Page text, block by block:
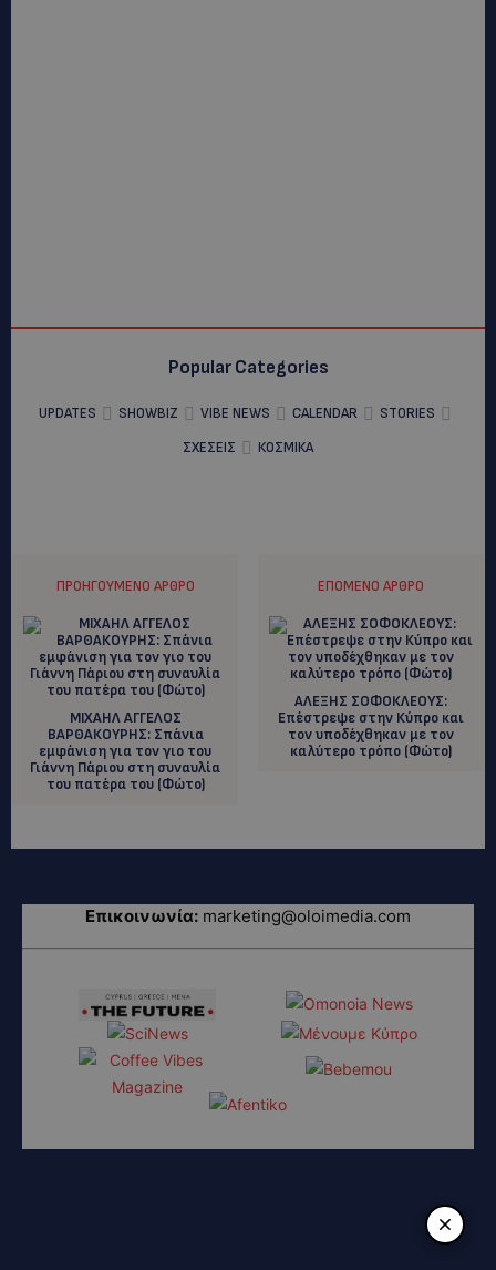
Popular Categories
UPDATES SHOWBIZ VIBE NEWS CALENDAR
STORIES
ΣΧΕΣΕΙΣ
ΚΟΣΜΙΚΑ
ΠΡΟΗΓΟΎΜΕΝΟ ΆΡΘΡΟ
ΜΙΧΑΗΛ ΑΓΓΕΛΟΣ
ΒΑΡΘΑΚΟΥΡΗΣ: Σπάνια
εμφάνιση για τον γιο του
Γιάννη Πάριου στη συναυλία
του πατέρα του (Φώτο)
ΕΠΌΜΕΝΟ ΆΡΘΡΟ
ΑΛΕΞΗΣ ΣΟΦΟΚΛΕΟΥΣ:
Eπέστρεψε στην Κύπρο και
τον υποδέχθηκαν με τον
καλύτερο τρόπο (Φώτο)
Επικοινωνία: marketing@oloimedia.com